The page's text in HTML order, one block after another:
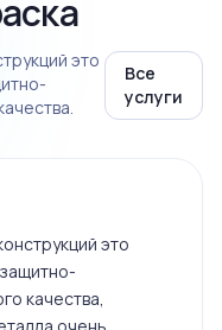
это
Все
услуги
это
качества,